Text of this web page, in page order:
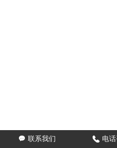
 联系我们  电